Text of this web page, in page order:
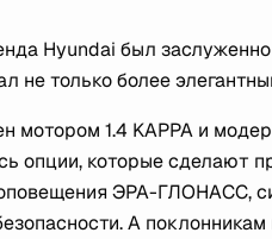
Hyundai был
не только более
мотором 1.4 KAPPA и
опции, которые сделают
ЭРА-ГЛОНАСС,
А